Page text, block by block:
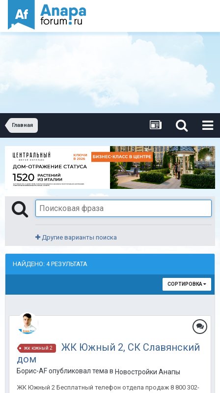
Главная
Другие варианты поиска
НАЙДЕНО: 4 РЕЗУЛЬТАТА
СОРТИРОВКА
жк южный 2
ЖК Южный 2, СК Славянский
дом
Борис-AF опубликовал тема в Новостройки Анапы
ЖК Южный 2 Бесплатный телефон отдела продаж 8 800 302-